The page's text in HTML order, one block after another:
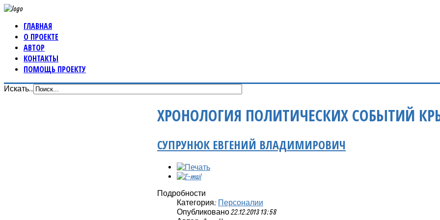
ГЛАВНАЯ
О ПРОЕКТЕ
АВТОР
КОНТАКТЫ
ПОМОЩЬ ПРОЕКТУ
Искать...
ХРОНОЛОГИЯ ПОЛИТИЧЕСКИХ СОБЫТИЙ
СУПРУНЮК ЕВГЕНИЙ ВЛАДИМИРОВИЧ
Подробности
Категория: Персоналии
Опубликовано 22.12.2013 13:58